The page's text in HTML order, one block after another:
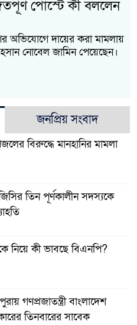
পোস্টে কী বললেন
অভিযোগে দায়ের করা মামলায়
নোবেল জামিন পেয়েছেন।
জনপ্রিয় সংবাদ
বিরুদ্ধে মানহানির মামলা
তিন পূর্ণকালীন সদস্যকে
নিয়ে কী ভাবছে বিএনপি?
গণপ্রজাতন্ত্রী বাংলাদেশ
তিনবারের সাবেক